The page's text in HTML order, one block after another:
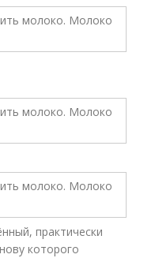
практически
которого